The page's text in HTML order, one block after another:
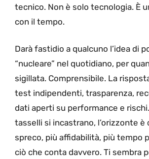
tecnico. Non è solo tecnologia. È
con il tempo.
Darà fastidio a qualcuno l’idea di
“nucleare” nel quotidiano, per
sigillata. Comprensibile. La
test indipendenti, trasparenza,
dati aperti su performance e
tasselli si incastrano, l’orizzonte è
spreco, più affidabilità, più tempo
ciò che conta davvero. Ti sembra